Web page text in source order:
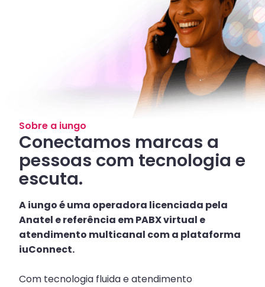
Sobre a iungo
Conectamos marcas a
pessoas com tecnologia e
escuta.
A iungo é uma operadora licenciada pela
Anatel e referência em PABX virtual e
atendimento multicanal com a plataforma
iuConnect.
Com tecnologia fluida e atendimento